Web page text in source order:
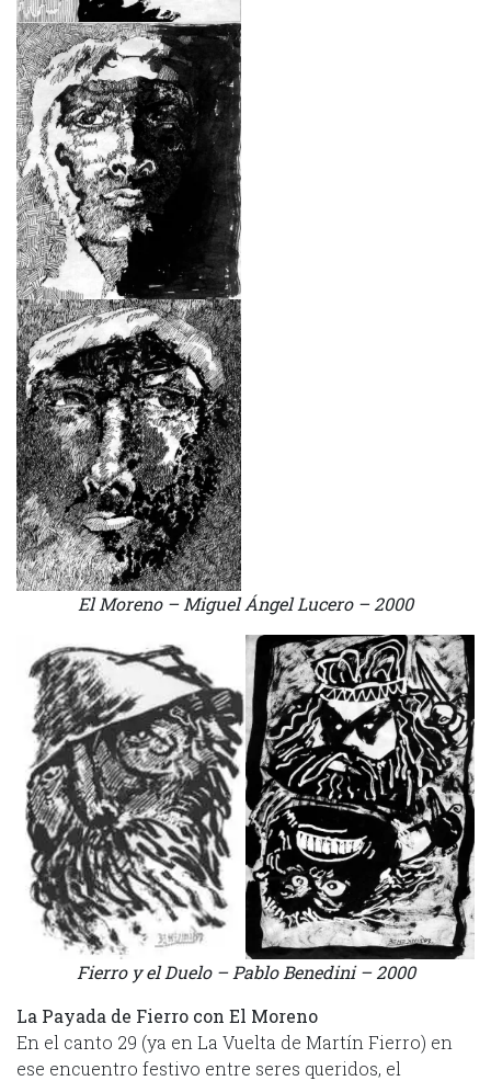
El Moreno – Miguel Ángel Lucero – 2000
Fierro y el Duelo – Pablo Benedini – 2000
La Payada de Fierro con El Moreno
En el canto 29 (ya en La Vuelta de Martín Fierro) en
ese encuentro festivo entre seres queridos, el